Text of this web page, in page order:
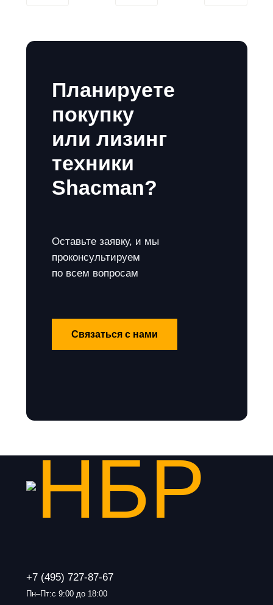
Планируете
покупку
или лизинг
техники
Shacman?
Оставьте заявку, и мы
проконсультируем
по всем вопросам
Связаться с нами
+7 (495) 727-87-67
Пн–Пт:с 9:00 до 18:00